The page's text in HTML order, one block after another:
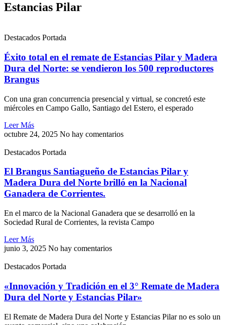
Estancias Pilar
Destacados Portada
Éxito total en el remate de Estancias Pilar y Madera
Dura del Norte: se vendieron los 500 reproductores
Brangus
Con una gran concurrencia presencial y virtual, se concretó este
miércoles en Campo Gallo, Santiago del Estero, el esperado
Leer Más
octubre 24, 2025 No hay comentarios
Destacados Portada
El Brangus Santiagueño de Estancias Pilar y
Madera Dura del Norte brilló en la Nacional
Ganadera de Corrientes.
En el marco de la Nacional Ganadera que se desarrolló en la
Sociedad Rural de Corrientes, la revista Campo
Leer Más
junio 3, 2025 No hay comentarios
Destacados Portada
«Innovación y Tradición en el 3° Remate de Madera
Dura del Norte y Estancias Pilar»
El Remate de Madera Dura del Norte y Estancias Pilar no es solo un